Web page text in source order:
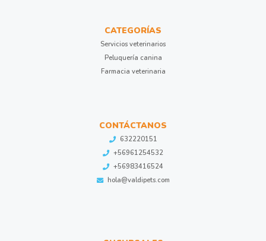
CATEGORÍAS
Servicios veterinarios
Peluquería canina
Farmacia veterinaria
CONTÁCTANOS
632220151
+56961254532
+56983416524
hola@valdipets.com